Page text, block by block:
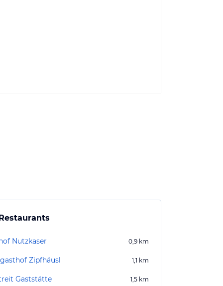
Nutzkaser 0,9 km
Zipfhäusl 1,1 km
Gaststätte 1,5 km